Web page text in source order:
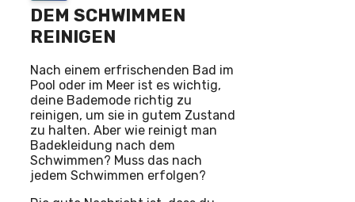
DEM SCHWIMMEN
REINIGEN
Nach einem erfrischenden Bad im
Pool oder im Meer ist es wichtig,
deine Bademode richtig zu
reinigen, um sie in gutem Zustand
zu halten. Aber wie reinigt man
Badekleidung nach dem
Schwimmen? Muss das nach
jedem Schwimmen erfolgen?